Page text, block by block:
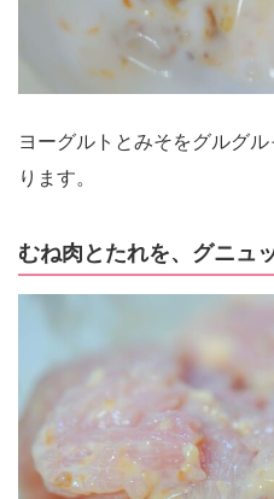
ヨーグルトとみそをグルグ
ります。
むね肉とたれを、グニュ